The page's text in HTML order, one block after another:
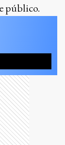
público.